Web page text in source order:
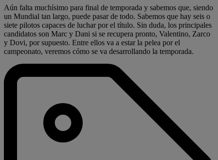
Aún falta muchísimo para final de temporada y sabemos que, siendo
un Mundial tan largo, puede pasar de todo. Sabemos que hay seis o
siete pilotos capaces de luchar por el título. Sin duda, los principales
candidatos son Marc y Dani si se recupera pronto, Valentino, Zarco
y Dovi, por supuesto. Entre ellos va a estar la pelea por el
campeonato, veremos cómo se va desarrollando la temporada.